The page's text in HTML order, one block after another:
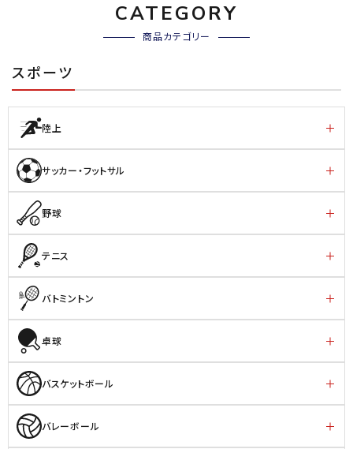
CATEGORY
商品カテゴリー
スポーツ
陸上
サッカー・フットサル
野球
テニス
バトミントン
卓球
バスケットボール
バレーボール